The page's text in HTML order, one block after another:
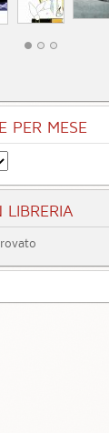
PER MESE
LIBRERIA